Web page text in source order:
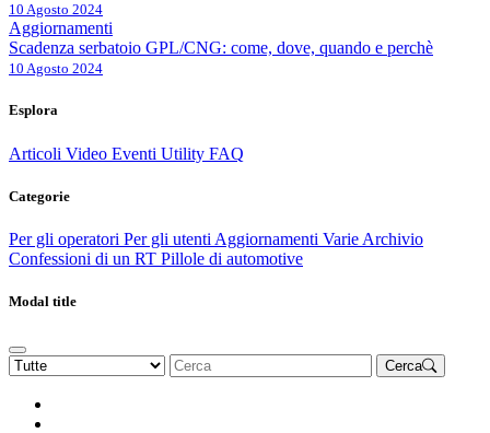
10 Agosto 2024
Aggiornamenti
Scadenza serbatoio GPL/CNG: come, dove, quando e perchè
10 Agosto 2024
Esplora
Articoli Video Eventi Utility FAQ
Categorie
Per gli operatori Per gli utenti Aggiornamenti Varie Archivio
Confessioni di un RT Pillole di automotive
Modal title
Cerca